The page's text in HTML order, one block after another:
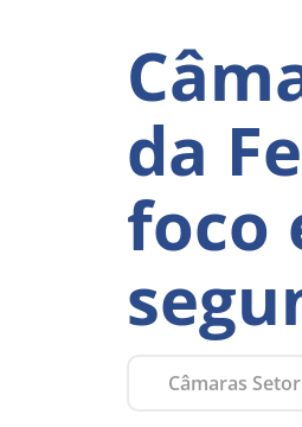
da
foco
Câmaras